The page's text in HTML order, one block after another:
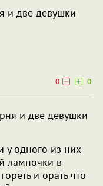
и две девушки
0
0
и две девушки
у одного из них
лампочки в
и орать что